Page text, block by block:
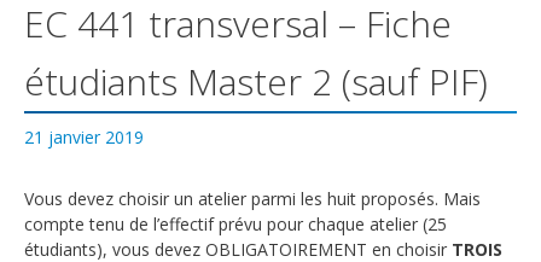
EC 441 transversal – Fiche
étudiants Master 2 (sauf PIF)
21 janvier 2019
Vous devez choisir un atelier parmi les huit proposés. Mais
compte tenu de l’effectif prévu pour chaque atelier (25
étudiants), vous devez OBLIGATOIREMENT en choisir TROIS